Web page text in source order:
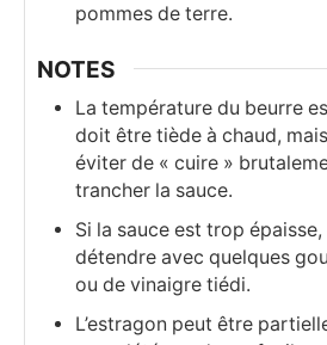
pommes de terre.
NOTES
La température du beurre
doit être tiède à chaud,
éviter de « cuire »
trancher la sauce.
Si la sauce est trop
détendre avec quelques
ou de vinaigre tiédi.
L’estragon peut être